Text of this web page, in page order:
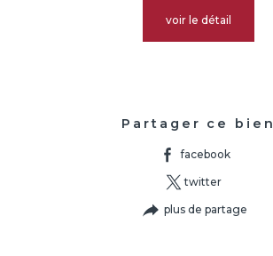
voir le détail
Partager ce bien
facebook
twitter
plus de partage